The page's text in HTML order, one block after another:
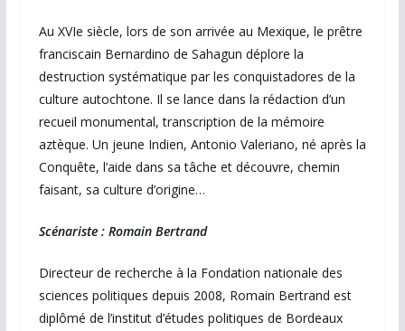
Au XVIe siècle, lors de son arrivée au Mexique, le prêtre
franciscain Bernardino de Sahagun déplore la
destruction systématique par les conquistadores de la
culture autochtone. Il se lance dans la rédaction d’un
recueil monumental, transcription de la mémoire
aztèque. Un jeune Indien, Antonio Valeriano, né après la
Conquête, l’aide dans sa tâche et découvre, chemin
faisant, sa culture d’origine…
Scénariste : Romain Bertrand
Directeur de recherche à la Fondation nationale des
sciences politiques depuis 2008, Romain Bertrand est
diplômé de l’institut d’études politiques de Bordeaux